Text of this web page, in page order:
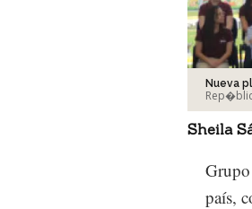
Nueva
Sheila
país,